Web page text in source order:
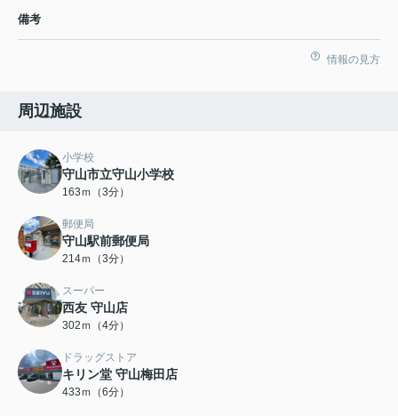
備考
情報の見方
周辺施設
小学校
守山市立守山小学校
163ｍ（3分）
郵便局
守山駅前郵便局
214ｍ（3分）
スーパー
西友 守山店
302ｍ（4分）
ドラッグストア
キリン堂 守山梅田店
433ｍ（6分）